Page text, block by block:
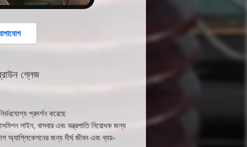
গ্লেজ
প্রদর্শন করেছে
লাইন, বাসবার এবং যন্ত্রপাতি নিরোধক জন্য
অ্যাপ্লিকেশনের জন্য দীর্ঘ জীবন এবং ব্যয়-